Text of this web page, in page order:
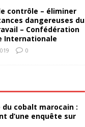
contrôle – éliminer
dangereuses du
– Confédération
Internationale
0
du cobalt marocain :
d’une enquête sur